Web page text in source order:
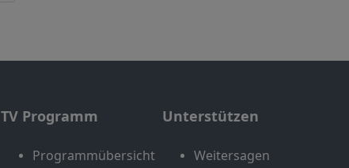
TV Programm
Programmübersicht
Unterstützen
Weitersagen